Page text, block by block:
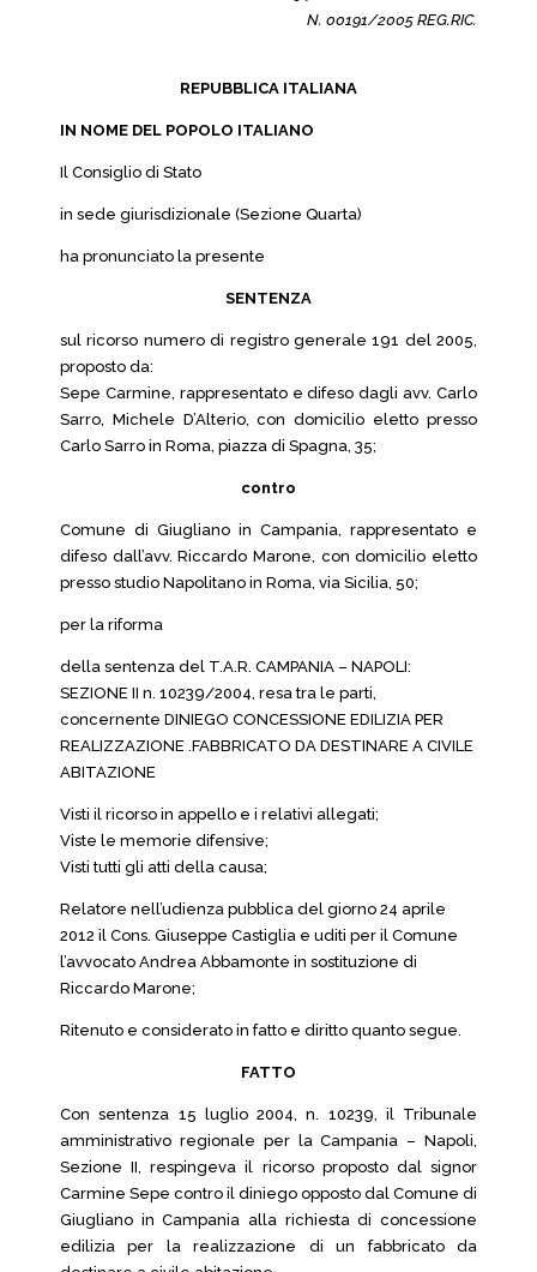
N. 00191/2005 REG.RIC.
REPUBBLICA ITALIANA
IN NOME DEL POPOLO ITALIANO
Il Consiglio di Stato
in sede giurisdizionale (Sezione Quarta)
ha pronunciato la presente
SENTENZA
sul ricorso numero di registro generale 191 del 2005,
proposto da:
Sepe Carmine, rappresentato e difeso dagli avv. Carlo
Sarro, Michele D’Alterio, con domicilio eletto presso
Carlo Sarro in Roma, piazza di Spagna, 35;
contro
Comune di Giugliano in Campania, rappresentato e
difeso dall’avv. Riccardo Marone, con domicilio eletto
presso studio Napolitano in Roma, via Sicilia, 50;
per la riforma
della sentenza del T.A.R. CAMPANIA – NAPOLI:
SEZIONE II n. 10239/2004, resa tra le parti,
concernente DINIEGO CONCESSIONE EDILIZIA PER
REALIZZAZIONE .FABBRICATO DA DESTINARE A CIVILE
ABITAZIONE
Visti il ricorso in appello e i relativi allegati;
Viste le memorie difensive;
Visti tutti gli atti della causa;
Relatore nell’udienza pubblica del giorno 24 aprile
2012 il Cons. Giuseppe Castiglia e uditi per il Comune
l’avvocato Andrea Abbamonte in sostituzione di
Riccardo Marone;
Ritenuto e considerato in fatto e diritto quanto segue.
FATTO
Con sentenza 15 luglio 2004, n. 10239, il Tribunale
amministrativo regionale per la Campania – Napoli,
Sezione II, respingeva il ricorso proposto dal signor
Carmine Sepe contro il diniego opposto dal Comune di
Giugliano in Campania alla richiesta di concessione
edilizia per la realizzazione di un fabbricato da